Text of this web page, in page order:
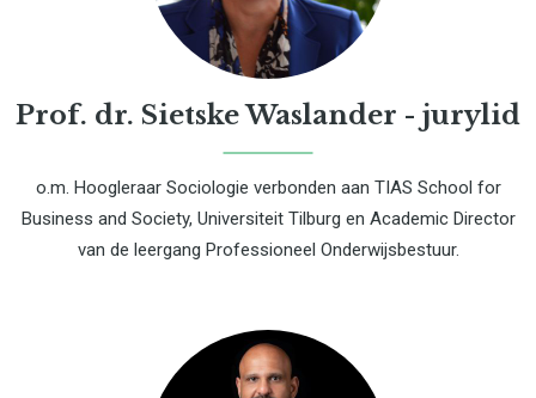
Prof. dr. Sietske Waslander - jurylid
o.m. Hoogleraar Sociologie verbonden aan TIAS School for
Business and Society, Universiteit Tilburg en Academic Director
van de leergang Professioneel Onderwijsbestuur.